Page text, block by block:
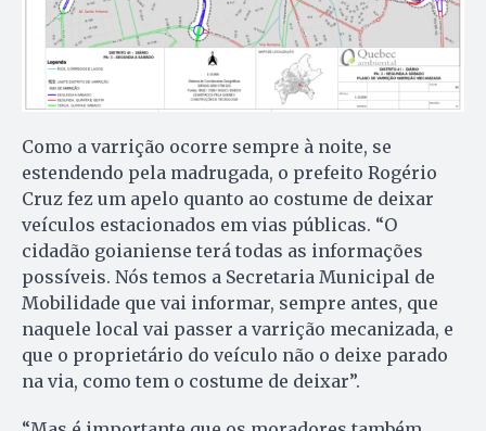
Como a varrição ocorre sempre à noite, se
estendendo pela madrugada, o prefeito Rogério
Cruz fez um apelo quanto ao costume de deixar
veículos estacionados em vias públicas. “O
cidadão goianiense terá todas as informações
possíveis. Nós temos a Secretaria Municipal de
Mobilidade que vai informar, sempre antes, que
naquele local vai passer a varrição mecanizada, e
que o proprietário do veículo não o deixe parado
na via, como tem o costume de deixar”.